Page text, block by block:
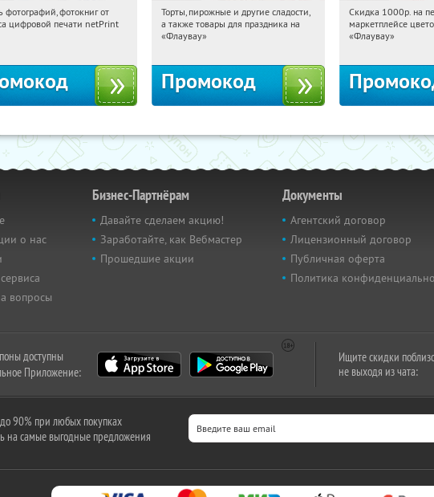
Получили:
фотографий, фотокниг от
цифровой печати netPrint
12:40:11 Получили:
Россия
Торты, пирожные и другие сладости,
а также товары для праздника на
«Флаувау»
Промокод
12:40:11
Россия
Скидка 1000р. на
маркетплейсе
«Флаувау»
о нас
вопросы
Бизнес-Партнёрам
Давайте сделаем акцию!
Заработайте, как Вебмастер
Прошедшие акции
Документы
Агентский договор
Лицензионный договор
Публичная оферта
Политика
доступны
Приложение:
Ищите скидки
не выходя из чата:
90% при любых покупках
на самые выгодные предложения